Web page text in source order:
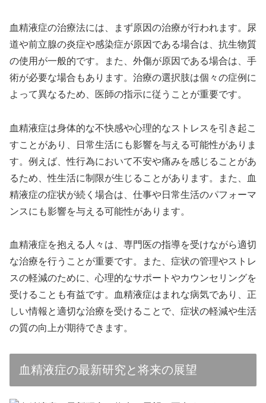
血精液症の治療法には、まず原因の治療が行われます。尿
道や前立腺の炎症や感染症が原因である場合は、抗生物質
の使用が一般的です。また、外傷が原因である場合は、手
術が必要な場合もあります。治療の選択肢は個々の症例に
よって異なるため、医師の指示に従うことが重要です。
血精液症は身体的な不快感や心理的なストレスを引き起こ
すことがあり、日常生活にも影響を与える可能性がありま
す。例えば、性行為において不安や痛みを感じることがあ
るため、性生活に制限が生じることがあります。また、血
精液症の症状が続く場合は、仕事や日常生活のパフォーマ
ンスにも影響を与える可能性があります。
血精液症を抱える人々は、専門医の指導を受けながら適切
な治療を行うことが重要です。また、症状の管理やストレ
スの軽減のために、心理的なサポートやカウンセリングを
受けることも有益です。血精液症はまれな病気であり、正
しい情報と適切な治療を受けることで、症状の軽減や生活
の質の向上が期待できます。
血精液症の最新研究と将来の展望